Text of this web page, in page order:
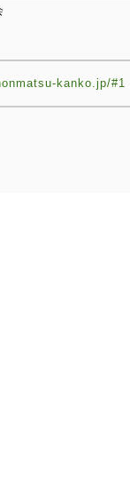
kanko.jp/#1